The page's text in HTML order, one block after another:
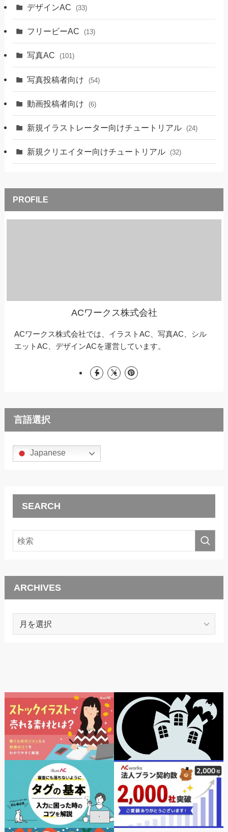
デザインAC (33)
フリービーAC (13)
写真AC (101)
写真投稿者向け (54)
動画投稿者向け (6)
新規イラストレーター向けチュートリアル (24)
新規クリエイター向けチュートリアル (32)
ACワークス株式会社
ACワークス株式会社では、イラストAC、写真AC、シル
エットAC、デザインACを運営しています。
言語選択
Japanese
SEARCH
ARCHIVES
ARCHIVES